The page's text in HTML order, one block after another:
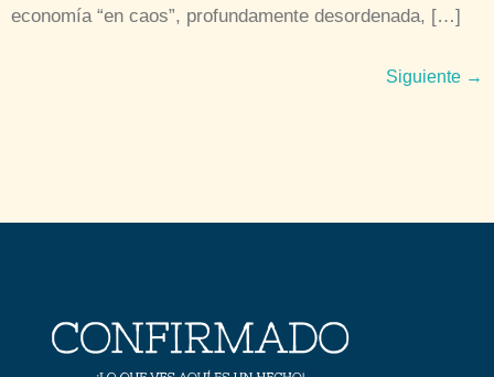
economía “en caos”, profundamente desordenada, […]
Siguiente →